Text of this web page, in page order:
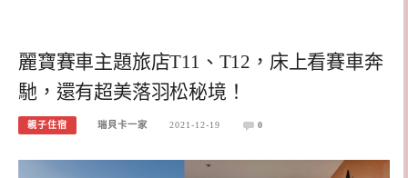
麗寶賽車主題旅店T11、T12，床上看賽車奔
馳，還有超美落羽松秘境！
親子住宿 瑞貝卡一家 2021-12-19 0